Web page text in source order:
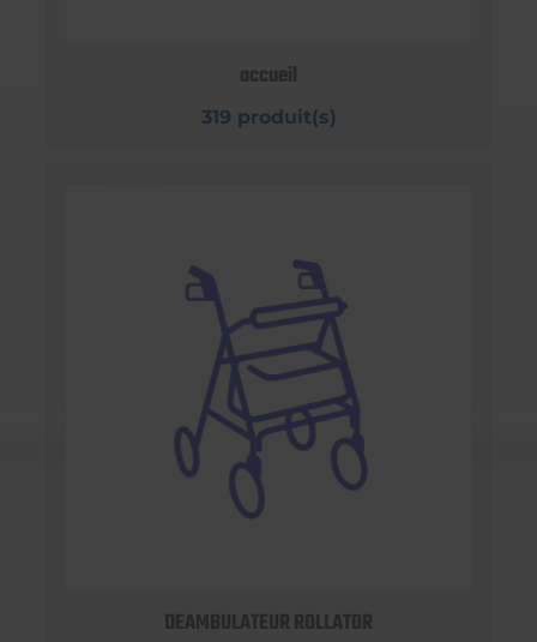
accueil
319 produit(s)
DEAMBULATEUR ROLLATOR